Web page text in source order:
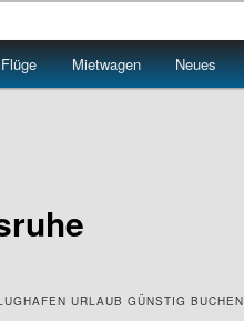
Flüge Mietwagen Neues
URLAUB GÜNSTIG BUCHEN